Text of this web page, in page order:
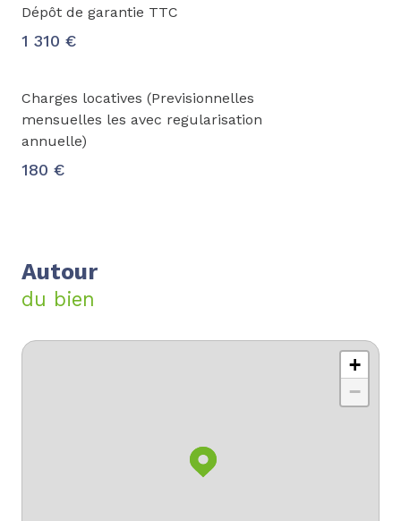
Dépôt de garantie TTC
1 310 €
Charges locatives (Previsionnelles
mensuelles les avec regularisation
annuelle)
180 €
Autour
du bien
+
−